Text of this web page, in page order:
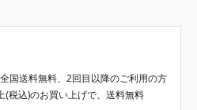
国送料無料、2回目以降のご利用の方
(税込)のお買い上げで、送料無料